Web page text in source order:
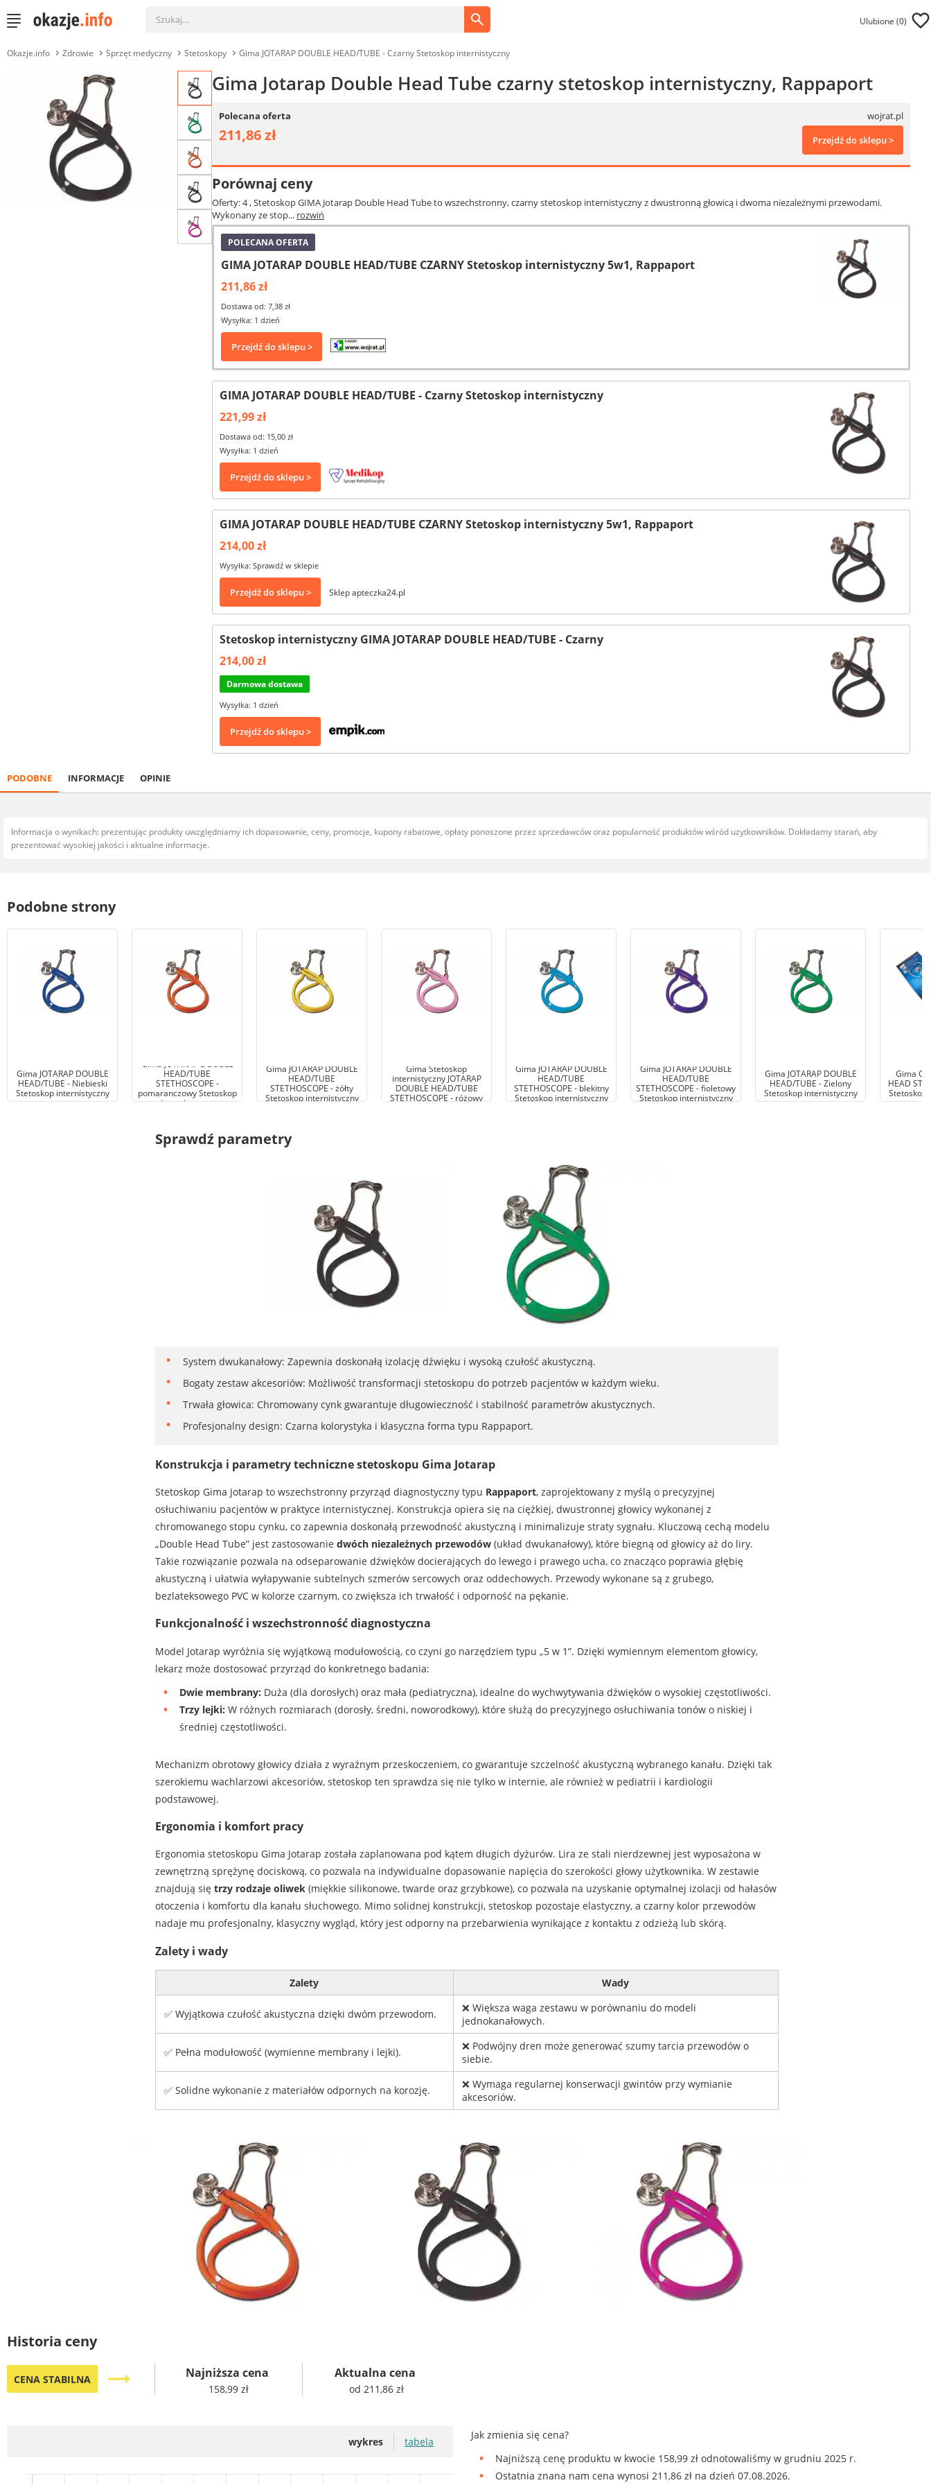
Ulubione (0)
Okazje.info Zdrowie Sprzęt medyczny Stetoskopy Gima JOTARAP DOUBLE HEAD/TUBE - Czarny Stetoskop internistyczny
Gima Jotarap Double Head Tube czarny stetoskop internistyczny, Rappaport
Polecana oferta wojrat.pl
211,86 zł Przejdź do sklepu >
Porównaj ceny
Oferty: 4, Stetoskop GIMA Jotarap Double Head Tube to wszechstronny, czarny stetoskop internistyczny z dwustronną głowicą i dwoma niezależnymi przewodami.
Wykonany ze stop... rozwiń
POLECANA OFERTA
GIMA JOTARAP DOUBLE HEAD/TUBE CZARNY Stetoskop internistyczny 5w1, Rappaport
211,86 zł
Dostawa od: 7,38 zł
Wysyłka: 1 dzień
Przejdź do sklepu >
GIMA JOTARAP DOUBLE HEAD/TUBE - Czarny Stetoskop internistyczny
221,99 zł
Dostawa od: 15,00 zł
Wysyłka: 1 dzień
Przejdź do sklepu >
GIMA JOTARAP DOUBLE HEAD/TUBE CZARNY Stetoskop internistyczny 5w1, Rappaport
214,00 zł
Wysyłka: Sprawdź w sklepie
Przejdź do sklepu > Sklep apteczka24.pl
Stetoskop internistyczny GIMA JOTARAP DOUBLE HEAD/TUBE - Czarny
214,00 zł
Darmowa dostawa
Wysyłka: 1 dzień
Przejdź do sklepu >
PODOBNE INFORMACJE OPINIE
Informacja o wynikach: prezentując produkty uwzględniamy ich dopasowanie, ceny, promocje, kupony rabatowe, opłaty ponoszone przez sprzedawców oraz popularność produktów wśród użytkowników. Dokładamy starań, aby
prezentować wysokiej jakości i aktualne informacje.
Podobne strony
Gima JOTARAP DOUBLE
HEAD/TUBE - Niebieski
Stetoskop internistyczny
Gima JOTARAP DOUBLE
HEAD/TUBE
STETHOSCOPE -
pomaranczowy Stetoskop
internistyczny
Gima JOTARAP DOUBLE
HEAD/TUBE
STETHOSCOPE - żółty
Stetoskop internistyczny
Gima Stetoskop
internistyczny JOTARAP
DOUBLE HEAD/TUBE
STETHOSCOPE - różowy
Gima JOTARAP DOUBLE
HEAD/TUBE
STETHOSCOPE - blekitny
Stetoskop internistyczny
Gima JOTARAP DOUBLE
HEAD/TUBE
STETHOSCOPE - fioletowy
Stetoskop internistyczny
Gima JOTARAP DOUBLE
HEAD/TUBE - Zielony
Stetoskop internistyczny
Gima
HEAD
Stetoskop
Sprawdź parametry
System dwukanałowy: Zapewnia doskonałą izolację dźwięku i wysoką czułość akustyczną.
Bogaty zestaw akcesoriów: Możliwość transformacji stetoskopu do potrzeb pacjentów w każdym wieku.
Trwała głowica: Chromowany cynk gwarantuje długowieczność i stabilność parametrów akustycznych.
Profesjonalny design: Czarna kolorystyka i klasyczna forma typu Rappaport.
Konstrukcja i parametry techniczne stetoskopu Gima Jotarap
Stetoskop Gima Jotarap to wszechstronny przyrząd diagnostyczny typu Rappaport, zaprojektowany z myślą o precyzyjnej
osłuchiwaniu pacjentów w praktyce internistycznej. Konstrukcja opiera się na ciężkiej, dwustronnej głowicy wykonanej z
chromowanego stopu cynku, co zapewnia doskonałą przewodność akustyczną i minimalizuje straty sygnału. Kluczową cechą modelu
„Double Head Tube” jest zastosowanie dwóch niezależnych przewodów(układ dwukanałowy), które biegną od głowicy aż do liry.
Takie rozwiązanie pozwala na odseparowanie dźwięków docierających do lewego i prawego ucha, co znacząco poprawia głębię
akustyczną i ułatwia wyłapywanie subtelnych szmerów sercowych oraz oddechowych. Przewody wykonane są z grubego,
bezlateksowego PVC w kolorze czarnym, co zwiększa ich trwałość i odporność na pękanie.
Funkcjonalność i wszechstronność diagnostyczna
Model Jotarap wyróżnia się wyjątkową modułowością, co czyni go narzędziem typu „5 w 1”. Dzięki wymiennym elementom głowicy,
lekarz może dostosować przyrząd do konkretnego badania:
Dwie membrany: Duża (dla dorosłych) oraz mała (pediatryczna), idealne do wychwytywania dźwięków o wysokiej częstotliwości.
Trzy lejki: W różnych rozmiarach (dorosły, średni, noworodkowy), które służą do precyzyjnego osłuchiwania tonów o niskiej i
średniej częstotliwości.
Mechanizm obrotowy głowicy działa z wyraźnym przeskoczeniem, co gwarantuje szczelność akustyczną wybranego kanału. Dzięki tak
szerokiemu wachlarzowi akcesoriów, stetoskop ten sprawdza się nie tylko w internie, ale również w pediatrii i kardiologii
podstawowej.
Ergonomia i komfort pracy
Ergonomia stetoskopu Gima Jotarap została zaplanowana pod kątem długich dyżurów. Lira ze stali nierdzewnej jest wyposażona w
zewnętrzną sprężynę dociskową, co pozwala na indywidualne dopasowanie napięcia do szerokości głowy użytkownika. W zestawie
znajdują się trzy rodzaje oliwek(miękkie silikonowe, twarde oraz grzybkowe), co pozwala na uzyskanie optymalnej izolacji od hałasów
otoczenia i komfortu dla kanału słuchowego. Mimo solidnej konstrukcji, stetoskop pozostaje elastyczny, a czarny kolor przewodów
nadaje mu profesjonalny, klasyczny wygląd, który jest odporny na przebarwienia wynikające z kontaktu z odzieżą lub skórą.
Zalety i wady
Zalety Wady
✅ Wyjątkowa czułość akustyczna dzięki dwóm przewodom.
❌ Większa waga zestawu w porównaniu do modeli
jednokanałowych.
✅ Pełna modułowość (wymienne membrany i lejki).
❌ Podwójny dren może generować szumy tarcia przewodów o
siebie.
✅ Solidne wykonanie z materiałów odpornych na korozję.
❌ Wymaga regularnej konserwacji gwintów przy wymianie
akcesoriów.
Historia ceny
CENA STABILNA trending_flat Najniższa cena
158,99 zł
Aktualna cena
od 211,86 zł
wykres tabela
Jak zmienia się cena?
Najniższą cenę produktu w kwocie 158,99 zł odnotowaliśmy w grudniu 2025 r.
Ostatnia znana nam cena wynosi 211,86 zł na dzień 07.08.2026.